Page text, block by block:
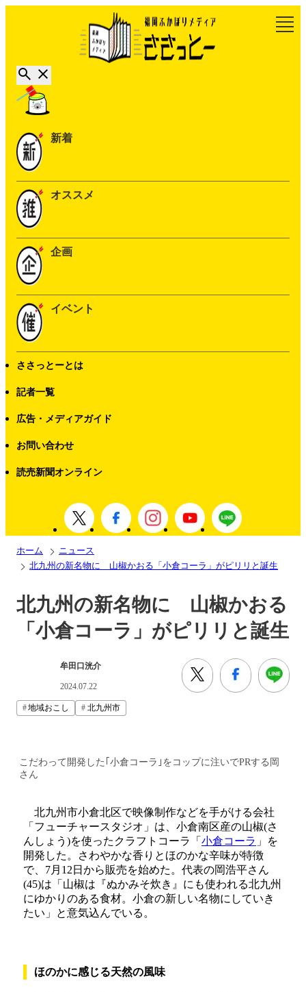
新着
オススメ
企画
イベント
ささっとーとは
記者一覧
広告・メディアガイド
お問い合わせ
読売新聞オンライン
ホーム
ニュース
北九州の新名物に 山椒かおる「小倉コーラ」がピリリと誕生
北九州の新名物に 山椒かおる
「小倉コーラ」がピリリと誕生
牟田口洸介
2024.07.22
地域おこし 北九州市
こだわって開発した｢小倉コーラ｣をコップに注いでPRする岡
さん
北九州市小倉北区で映像制作などを手がける会社
「フューチャースタジオ」は、小倉南区産の山椒(さ
んしょう)を使ったクラフトコーラ「 小倉コーラ 」を
開発した。さわやかな香りとほのかな辛味が特徴
で、7月12日から販売を始めた。代表の岡浩平さん
(45)は「山椒は『ぬかみそ炊き』にも使われる北九州
にゆかりのある食材。小倉の新しい名物にしていき
たい」と意気込んでいる。
ほのかに感じる天然の風味